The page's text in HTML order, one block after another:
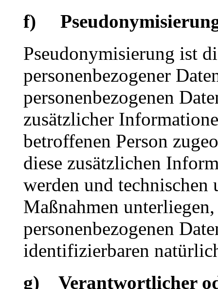
f)
Pseudonymisierung ist
personenbezogener
personenbezogenen
zusätzlicher
betroffenen Person
diese zusätzlichen
werden und technischen
Maßnahmen
personenbezogenen
identifizierbaren
g) Verantwortlicher